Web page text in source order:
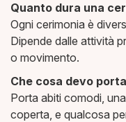
Quanto dura una
Ogni cerimonia è
Dipende dalle attività
o movimento.
Che cosa devo
Porta abiti comodi,
coperta, e qualcosa